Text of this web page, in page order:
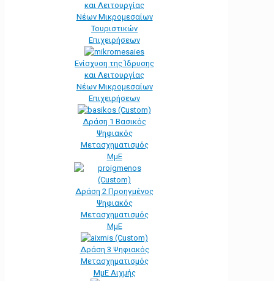
και Λειτουργίας
Νέων Μικρομεσαίων
Τουριστικών
Επιχειρήσεων
Ενίσχυση της Ίδρυσης
και Λειτουργίας
Νέων Μικρομεσαίων
Επιχειρήσεων
Δράση 1 Βασικός
Ψηφιακός
Μετασχηματισμός
ΜμΕ
Δράση 2 Προηγμένος
Ψηφιακός
Μετασχηματισμός
ΜμΕ
Δράση 3 Ψηφιακός
Μετασχηματισμός
ΜμΕ Αιχμής